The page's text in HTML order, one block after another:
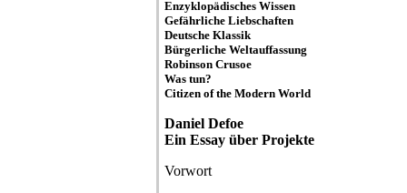
Enzyklopädisches Wissen
Gefährliche Liebschaften
Deutsche Klassik
Bürgerliche Weltauffassung
Robinson Crusoe
Was tun?
Citizen of the Modern World
Daniel Defoe
Ein Essay über Projekte
Vorwort